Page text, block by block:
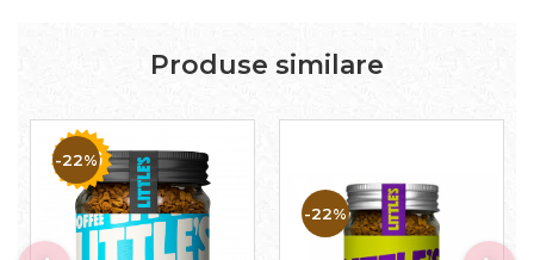
Produse similare
-22%
-22%